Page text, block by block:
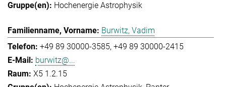
Hochenergie Astrophysik
Burwitz, Vadim
+49 89 30000-3585 +49 89 30000-2415
burwitz@...
X5 1.2.15